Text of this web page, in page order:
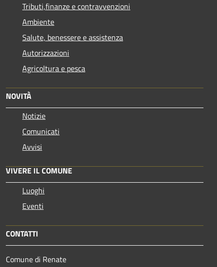
Tributi,finanze e contravvenzioni
Ambiente
Salute, benessere e assistenza
Autorizzazioni
Agricoltura e pesca
NOVITÀ
Notizie
Comunicati
Avvisi
VIVERE IL COMUNE
Luoghi
Eventi
CONTATTI
Comune di Renate